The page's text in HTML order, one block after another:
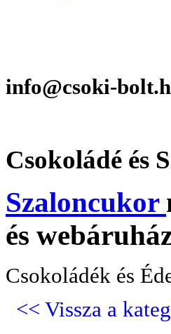
info@csoki-
Csokoládé és
Szaloncukor
és
Csokoládék és
<< Vissza a